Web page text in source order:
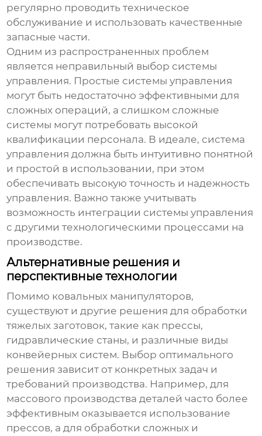
регулярно проводить техническое
обслуживание и использовать качественные
запасные части.
Одним из распространенных проблем
является неправильный выбор системы
управления. Простые системы управления
могут быть недостаточно эффективными для
сложных операций, а слишком сложные
системы могут потребовать высокой
квалификации персонала. В идеале, система
управления должна быть интуитивно понятной
и простой в использовании, при этом
обеспечивать высокую точность и надежность
управления. Важно также учитывать
возможность интеграции системы управления
с другими технологическими процессами на
производстве.
Альтернативные решения и
перспективные технологии
Помимо ковальных манипуляторов,
существуют и другие решения для обработки
тяжелых заготовок, такие как прессы,
гидравлические станы, и различные виды
конвейерных систем. Выбор оптимального
решения зависит от конкретных задач и
требований производства. Например, для
массового производства деталей часто более
эффективным оказывается использование
прессов, а для обработки сложных и